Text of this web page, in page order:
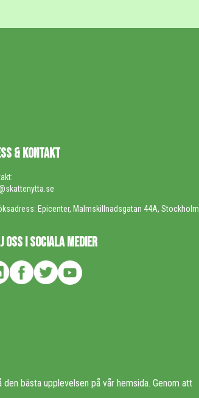
& KONTAKT
Epicenter, Malmskillnadsgatan 44A, Stockholm
OSS I SOCIALA MEDIER
bästa upplevelsen på vår hemsida. Genom att